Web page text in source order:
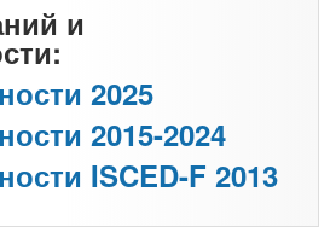
и
2025
2015-2024
ISCED-F 2013